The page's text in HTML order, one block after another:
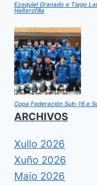
Ezequiel Granado e Tiago
Halterofilia
Copa Federación Sub-16 e
ARCHIVOS
Xullo 2026
Xuño 2026
Maio 2026